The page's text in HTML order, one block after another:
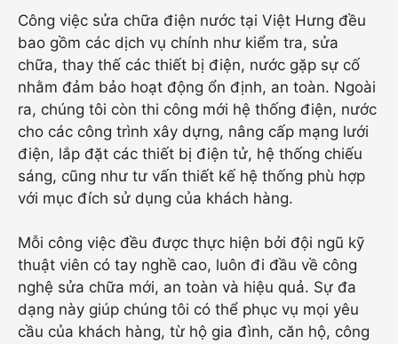
Công việc sửa chữa điện nước tại Việt Hưng đều
bao gồm các dịch vụ chính như kiểm tra, sửa
chữa, thay thế các thiết bị điện, nước gặp sự cố
nhằm đảm bảo hoạt động ổn định, an toàn. Ngoài
ra, chúng tôi còn thi công mới hệ thống điện, nước
cho các công trình xây dựng, nâng cấp mạng lưới
điện, lắp đặt các thiết bị điện tử, hệ thống chiếu
sáng, cũng như tư vấn thiết kế hệ thống phù hợp
với mục đích sử dụng của khách hàng.
Mỗi công việc đều được thực hiện bởi đội ngũ kỹ
thuật viên có tay nghề cao, luôn đi đầu về công
nghệ sửa chữa mới, an toàn và hiệu quả. Sự đa
dạng này giúp chúng tôi có thể phục vụ mọi yêu
cầu của khách hàng, từ hộ gia đình, căn hộ, công